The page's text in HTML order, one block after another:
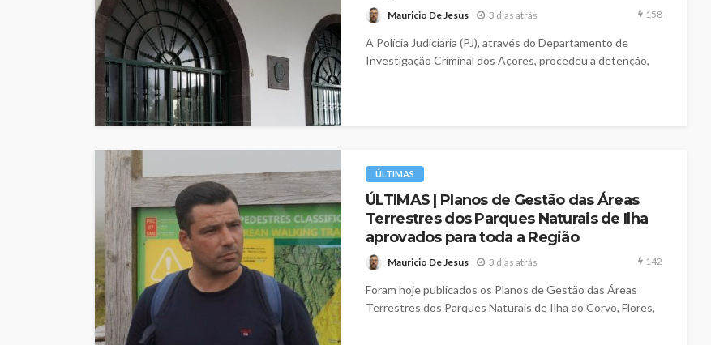
Mauricio De Jesus 3 dias atrás 158
A Polícia Judiciária (PJ), através do Departamento de
Investigação Criminal dos Açores, procedeu à detenção,
ÚLTIMAS
ÚLTIMAS | Planos de Gestão das Áreas
Terrestres dos Parques Naturais de Ilha
aprovados para toda a Região
Mauricio De Jesus 3 dias atrás 142
Foram hoje publicados os Planos de Gestão das Áreas
Terrestres dos Parques Naturais de Ilha do Corvo, Flores,